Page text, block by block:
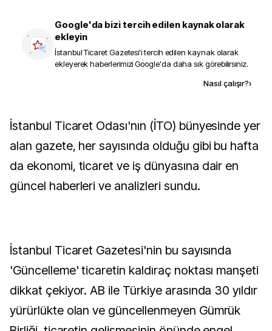
Google'da bizi tercih edilen kaynak olarak
ekleyin
İstanbul Ticaret Gazetesi'i tercih edilen kaynak olarak
ekleyerek haberlerimizi Google'da daha sık görebilirsiniz.
Nasıl çalışır?›
İstanbul Ticaret Odası'nın (İTO) bünyesinde yer
alan gazete, her sayısında olduğu gibi bu hafta
da ekonomi, ticaret ve iş dünyasına dair en
güncel haberleri ve analizleri sundu.
İstanbul Ticaret Gazetesi'nin bu sayısında
'Güncelleme' ticaretin kaldıraç noktası manşeti
dikkat çekiyor. AB ile Türkiye arasında 30 yıldır
yürürlükte olan ve güncellenmeyen Gümrük